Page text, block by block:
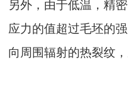
另外，由于低温，精
应力的值超过毛坯的
向周围辐射的热裂纹